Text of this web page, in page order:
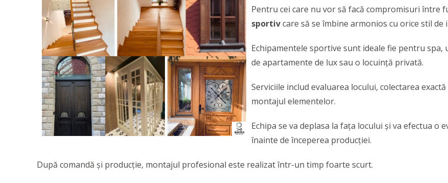
Pentru cei care nu vor să facă compromisuri între
sportivcare să se îmbine armonios cu orice stil
Echipamentele sportive sunt ideale fie pentru
de apartamente de lux sau o locuință privată.
Serviciile includ evaluarea locului, colectarea
montajul elementelor.
Echipa se va deplasa la fața locului și va efectua
înainte de începerea producției.
După comandă și producție, montajul profesional este realizat într-un timp foarte scurt.